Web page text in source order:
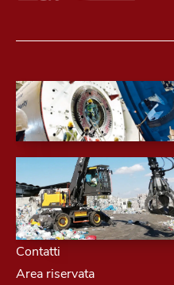
Contatti
Area riservata